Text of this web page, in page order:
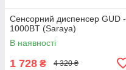
Сенсорний диспенсер GUD -
1000BT (Saraya)
В наявності
1 728 ₴ 4 320 ₴